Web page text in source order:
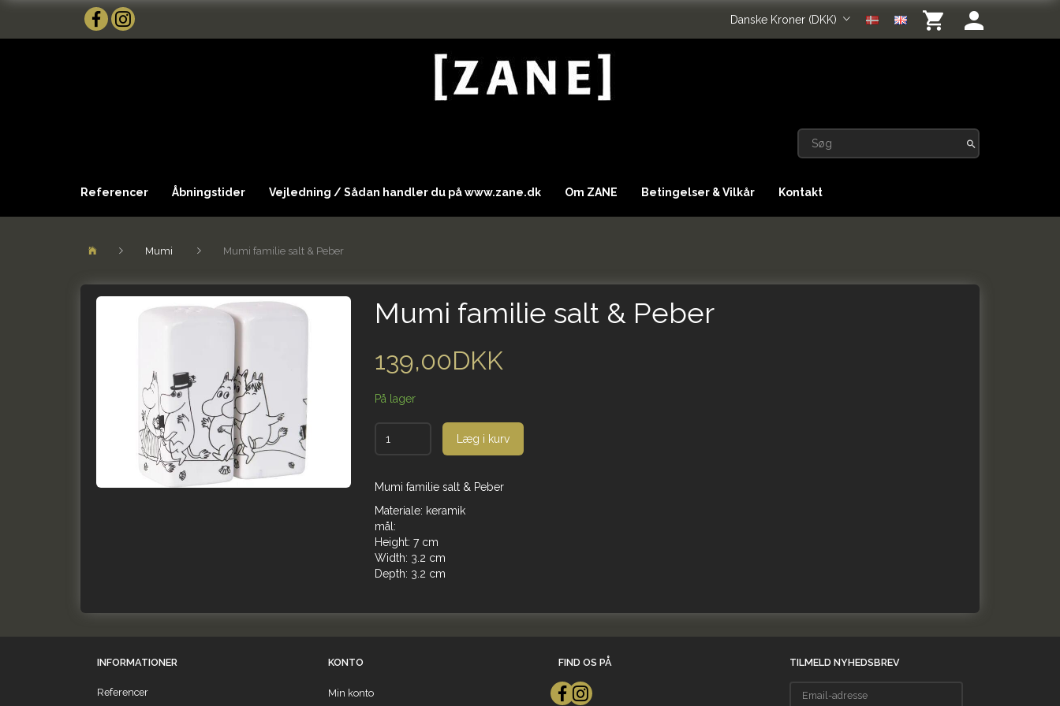
Danske Kroner (DKK)
Referencer Åbningstider Vejledning / Sådan handler du på www.zane.dk Om ZANE Betingelser & Vilkår Kontakt
Mumi Mumi familie salt & Peber
Mumi familie salt & Peber
139,00DKK
På lager
Læg i kurv
Mumi familie salt & Peber
Materiale: keramik
mål:
Height: 7 cm
Width: 3.2 cm
Depth: 3.2 cm
INFORMATIONER
Referencer
KONTO
Min konto
FIND OS PÅ TILMELD NYHEDSBREV
adresse